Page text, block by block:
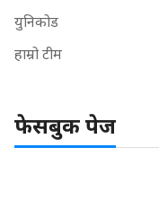
युनिकोड
हाम्रो टीम
फेसबुक पेज